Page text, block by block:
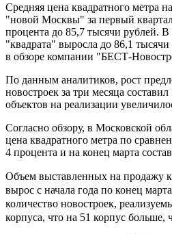
Средняя цена квадратного метра
"новой Москвы" за первый
процента до 85,7 тысячи рублей. В
"квадрата" выросла до 86,1
в обзоре компании "БЕСТ-
По данным аналитиков, рост
новостроек за три месяца
объектов на реализации
Согласно обзору, в Московской
цена квадратного метра по
4 процента и на конец марта
Объем выставленных на продажу
вырос с начала года по конец
количество новостроек,
корпуса, что на 51 корпус больше,